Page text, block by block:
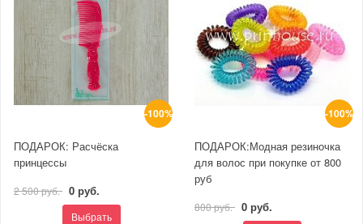
-100%
ПОДАРОК: Расчёска
принцессы
2 500 руб. 0 руб.
Выбрать
-100%
ПОДАРОК:Модная резиночка
для волос при покупке от 800
руб
800 руб. 0 руб.